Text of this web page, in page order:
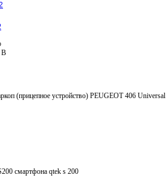
В
(прицепное устройство) PEUGEOT 406 Universal
смартфона qtek s 200